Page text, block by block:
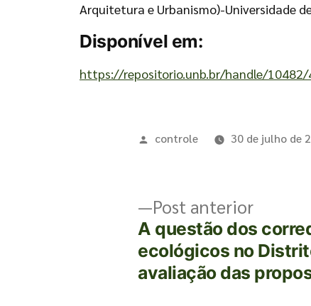
Arquitetura e Urbanismo)-Universidade
Disponível em:
https://repositorio.unb.br/handle/10482/
controle 30 de julho de
Post anterior
A questão dos
ecológicos no
avaliação das